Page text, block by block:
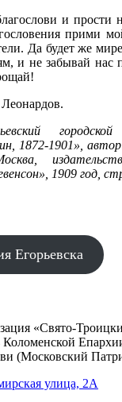
и прости
прими
Да будет же
и не забывай нас
1872-1901»,
1909 год,
Егорьевска
«Свято-
(Московский
улица, 2А